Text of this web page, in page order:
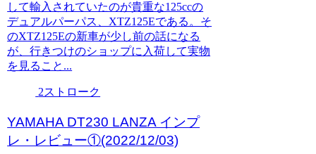
して輸入されていたのが貴重な125ccの
デュアルパーパス、XTZ125Eである。そ
のXTZ125Eの新車が少し前の話になる
が、行きつけのショップに入荷して実物
を見ること...
2ストローク
YAMAHA DT230 LANZA インプ
レ・レビュー①(2022/12/03)